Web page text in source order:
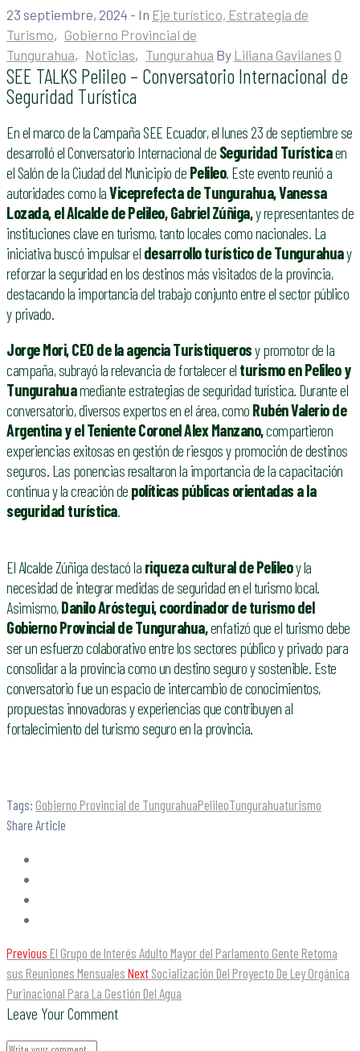
23 septiembre, 2024 - In Eje turístico, Estrategia de
Turismo‚ Gobierno Provincial de
Tungurahua‚ Noticias‚ Tungurahua By Liliana Gavilanes 0
SEE TALKS Pelileo – Conversatorio Internacional de
Seguridad Turística
En el marco de la Campaña SEE Ecuador, el lunes 23 de septiembre se
desarrolló el Conversatorio Internacional de Seguridad Turísticaen
el Salón de la Ciudad del Municipio de Pelileo. Este evento reunió a
autoridades como laViceprefecta de Tungurahua, Vanessa
Lozada, elAlcalde de Pelileo, Gabriel Zúñiga,y representantes de
instituciones clave en turismo, tanto locales como nacionales. La
iniciativa buscó impulsar el desarrollo turístico de Tungurahuay
reforzar la seguridad en los destinos más visitados de la provincia,
destacando la importancia del trabajo conjunto entre el sector público
y privado.
Jorge Mori, CEO de la agencia Turistiquerosy promotor de la
campaña, subrayó la relevancia de fortalecer el turismo en Pelileo y
Tungurahuamediante estrategias de seguridad turística. Durante el
conversatorio, diversos expertos en el área, como Rubén Valerio de
Argentina y el Teniente Coronel Alex Manzano,compartieron
experiencias exitosas en gestión de riesgos y promoción de destinos
seguros. Las ponencias resaltaron la importancia de la capacitación
continua y la creación de políticas públicas orientadas a la
seguridad turística.
El Alcalde Zúñiga destacó la riqueza cultural de Pelileoy la
necesidad de integrar medidas de seguridad en el turismo local.
Asimismo,Danilo Aróstegui, coordinador de turismo del
Gobierno Provincial de Tungurahua,enfatizó que el turismo debe
ser un esfuerzo colaborativo entre los sectores público y privado para
consolidar a la provincia como un destino seguro y sostenible. Este
conversatorio fue un espacio de intercambio de conocimientos,
propuestas innovadoras y experiencias que contribuyen al
fortalecimiento del turismo seguro en la provincia.
Tags: Gobierno Provincial de TungurahuaPelileoTungurahuaturismo
Share Article
Previous El Grupo de Interés Adulto Mayor del Parlamento Gente Retoma
sus Reuniones Mensuales Next Socialización Del Proyecto De Ley Orgánica
Purinacional Para La Gestión Del Agua
Leave Your Comment